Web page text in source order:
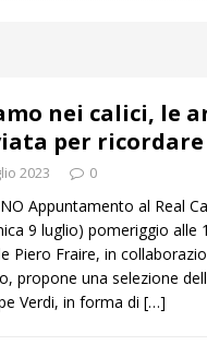
/ In gita a Infini.To, il
torinese
ALBA
Andrea Calamassi
nei calici, le
per
2023 0
Appuntamento al Real
9 luglio) pomeriggio alle
Piero Fraire, in
propone una selezione
Verdi, in forma di […]